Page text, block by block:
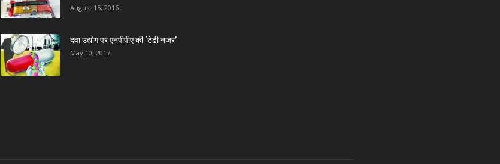
August 15, 2016
दवा उद्योग पर एनपीपीए की ‘टेढ़ी नजर’
May 10, 2017